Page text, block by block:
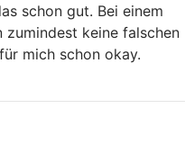
schon gut. Bei einem
zumindest keine falschen
mich schon okay.